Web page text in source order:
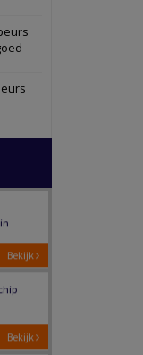
Bekijk
Bekijk
Bekijk